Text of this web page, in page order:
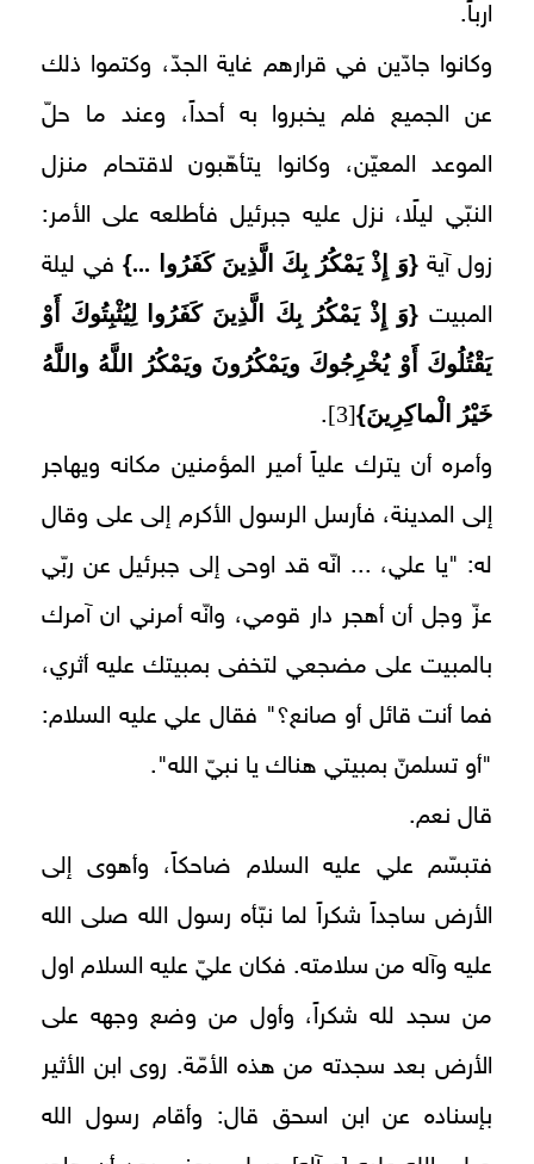
ارباً.
وكانوا جادّين في قرارهم غاية الجدّ، وكتموا ذلك
عن الجميع فلم يخبروا به أحداً، وعند ما حلّ
الموعد المعيّن، وكانوا يتأهّبون لاقتحام منزل
النبّي ليلًا، نزل عليه جبرئيل فأطلعه على الأمر:
زول آية{وَ إِذْ يَمْكُرُ بِكَ الَّذِينَ كَفَرُوا ...}في ليلة
المبيت‏{وَ إِذْ يَمْكُرُ بِكَ الَّذِينَ كَفَرُوا لِيُثْبِتُوكَ أَوْ
يَقْتُلُوكَ أَوْ يُخْرِجُوكَ ويَمْكُرُونَ ويَمْكُرُ اللَّهُ واللَّهُ
خَيْرُ الْماكِرِينَ}
[3]
.
وأمره أن يترك علياً أمير المؤمنين مكانه ويهاجر
إلى المدينة، فأرسل الرسول الأكرم إلى على وقال
له: "يا علي، ... انّه قد اوحى إلى جبرئيل عن ربّي
عزّ وجل أن أهجر دار قومي، وانّه أمرني ان آمرك
بالمبيت على مضجعي لتخفى بمبيتك عليه أثري،
فما أنت قائل أو صانع؟" فقال علي عليه السلام:
"أو تسلمنّ بمبيتي هناك يا نبيّ الله".
قال نعم.
فتبسّم علي عليه السلام ضاحكاً، وأهوى إلى
الأرض ساجداً شكراً لما نبّأه رسول الله صلى الله
عليه وآله من سلامته. فكان عليّ عليه السلام اول
من سجد لله شكراً، وأول من وضع وجهه على
الأرض بعد سجدته من هذه الأمّة. روى ابن الأثير
بإسناده عن ابن اسحق قال: وأقام رسول الله